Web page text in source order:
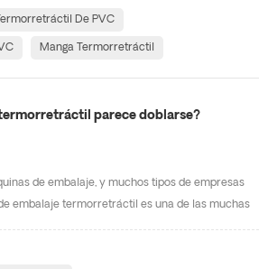
y otras industrias, y promueva el
De PVC
Manga Termorretráctil
parece doblarse?
de embalaje, y muchos tipos de empresas
embalaje termorretráctil es una de las muchas
utilizada en muchas empresas de producción